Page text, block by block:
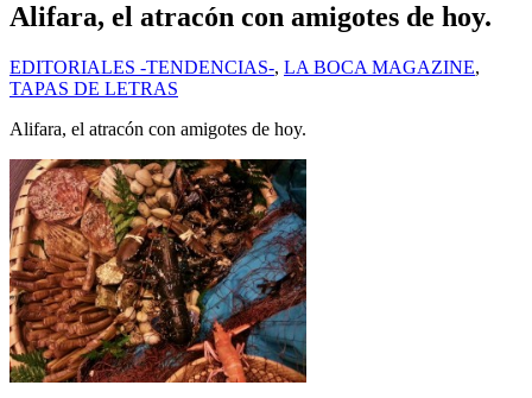
Alifara, el atracón con amigotes de hoy.
EDITORIALES -TENDENCIAS-, LA BOCA MAGAZINE,
TAPAS DE LETRAS
Alifara, el atracón con amigotes de hoy.